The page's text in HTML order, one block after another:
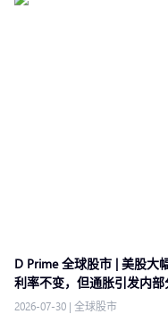
D Prime 全球股市 | 美股大
利率不变，但通胀引发内部
2026-07-30 | 全球股市